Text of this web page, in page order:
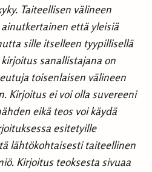
Taiteellisen välineen
että yleisiä
sille itselleen tyypillisellä
sanallistajana on
toisenlaisen välineen
Kirjoitus ei voi olla suvereeni
eikä teos voi käydä
esitetyille
lähtökohtaisesti taiteellinen
Kirjoitus teoksesta sivuaa